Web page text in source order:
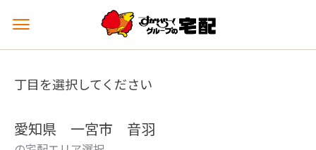
メ
ュ
を
丁目を選択してください
愛知県 一宮市 音羽